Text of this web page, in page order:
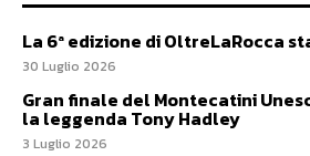
La 6ª edizione di OltreLaRocca
30 Luglio 2026
Gran finale del Montecatini
la leggenda Tony Hadley
3 Luglio 2026